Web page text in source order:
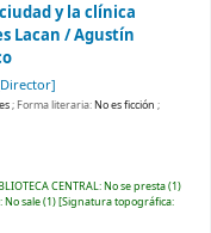
y la clínica
Lacan /Agustín
; Forma literaria:No es ficción ;
CENTRAL: No se presta(1)
No sale(1) Signatura topográfica: